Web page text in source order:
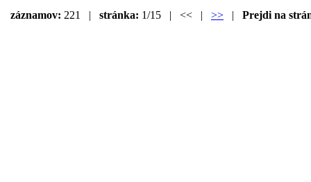
záznamov: 221 | stránka: 1/15 | << | >> | Prejdi na